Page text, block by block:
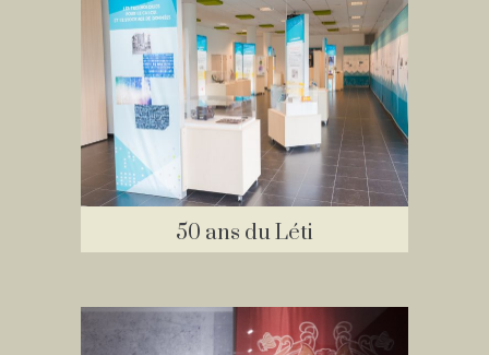
50 ans du Léti